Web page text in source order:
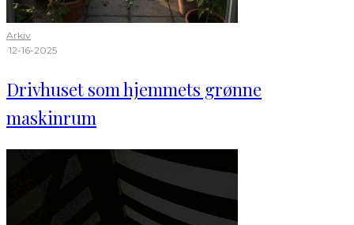
Arkiv
·12-16-2025
Drivhuset som hjemmets grønne
maskinrum